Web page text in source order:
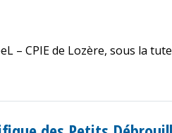
– CPIE de Lozère, sous la